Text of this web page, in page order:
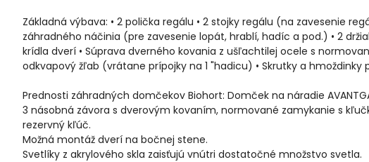
Základná výbava: • 2 polička regálu • 2 stojky regálu (na zavesenie
záhradného náčinia (pre zavesenie lopát, hrablí, hadíc a pod.) • 2
krídla dverí • Súprava dverného kovania z ušľachtilej ocele s
odkvapový žľab (vrátane prípojky na 1 "hadicu) • Skrutky a hmoždinky
Prednosti záhradných domčekov Biohort: Domček na náradie
3 násobná závora s dverovým kovaním, normované zamykanie s
rezervný kľúč.
Možná montáž dverí na bočnej stene.
Svetlíky z akrylového skla zaisťujú vnútri dostatočné množstvo svetla.